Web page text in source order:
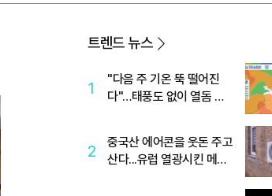
트렌드 뉴스
1
"다음 주 기온 뚝 떨어진
다"…태풍도 없이 열돔 박
2
중국산 에어콘을 웃돈 주고
산다...유럽 열광시킨 메이